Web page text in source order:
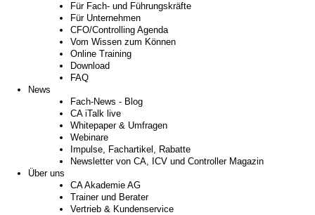
Für Fach- und Führungskräfte
Für Unternehmen
CFO/Controlling Agenda
Vom Wissen zum Können
Online Training
Download
FAQ
News
Fach-News - Blog
CA iTalk live
Whitepaper & Umfragen
Webinare
Impulse, Fachartikel, Rabatte
Newsletter von CA, ICV und Controller Magazin
Über uns
CA Akademie AG
Trainer und Berater
Vertrieb & Kundenservice